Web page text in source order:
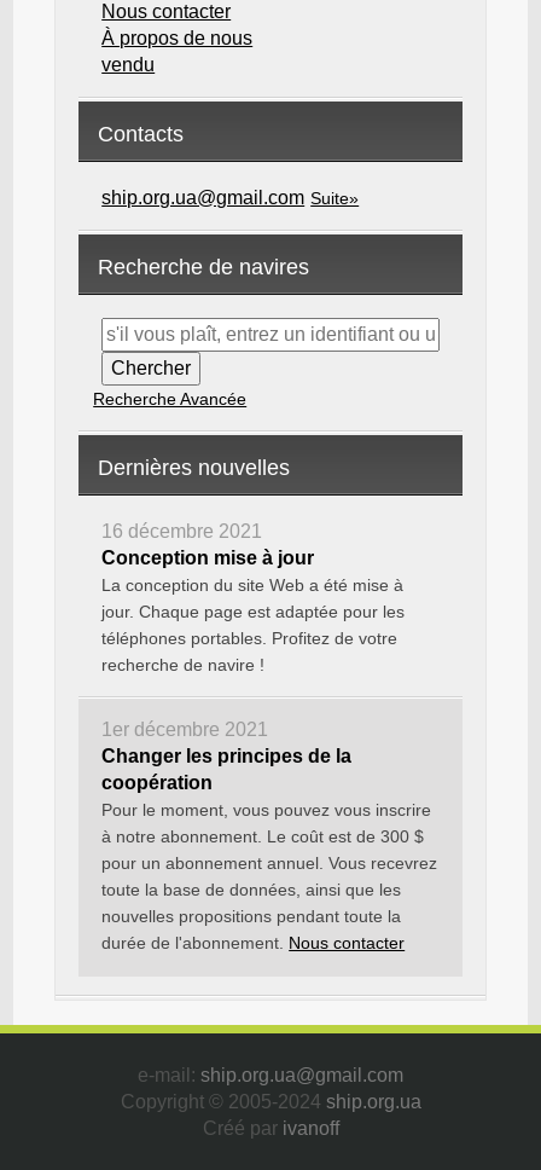
Nous contacter
À propos de nous
vendu
Contacts
ship.org.ua@gmail.com Suite»
Recherche de navires
Recherche Avancée
Dernières nouvelles
16 décembre 2021
Conception mise à jour
La conception du site Web a été mise à
jour. Chaque page est adaptée pour les
téléphones portables. Profitez de votre
recherche de navire !
1er décembre 2021
Changer les principes de la
coopération
Pour le moment, vous pouvez vous inscrire
à notre abonnement. Le coût est de 300 $
pour un abonnement annuel. Vous recevrez
toute la base de données, ainsi que les
nouvelles propositions pendant toute la
durée de l'abonnement. Nous contacter
e-mail: ship.org.ua@gmail.com
Copyright © 2005-2024 ship.org.ua
Créé par ivanoff